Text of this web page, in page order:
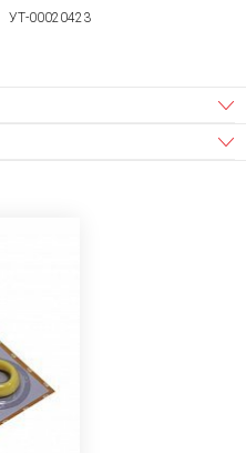
УТ-00020423